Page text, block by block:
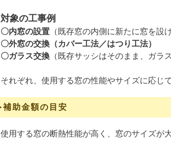
対象の工事例
〇内窓の設置 （既存窓の内側に新たに窓を設け
〇外窓の交換（カバー工法／はつり工法）
〇ガラス交換 （既存サッシはそのまま、ガラ
それぞれ、使用する窓の性能やサイズに応じ
補助金額の目安
使用する窓の断熱性能が高く、窓のサイズが